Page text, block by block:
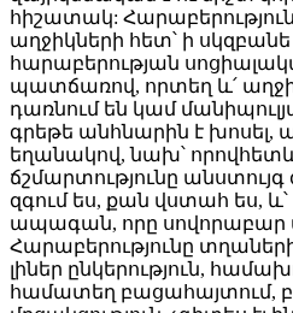
հիշատակ:
աղջիկների հետ՝ ի
հարաբերության
պատճառով, որտեղ և՛
դառնում են կամ
գրեթե անհնարին է խոսել,
եղանակով, նախ՝ որովհետև
ճշմարտությունը
զգում ես, քան վստահ ես,
ապագան, որը սովորաբար
Հարաբերությունը
լիներ ընկերություն,
համատեղ բացահայտում,